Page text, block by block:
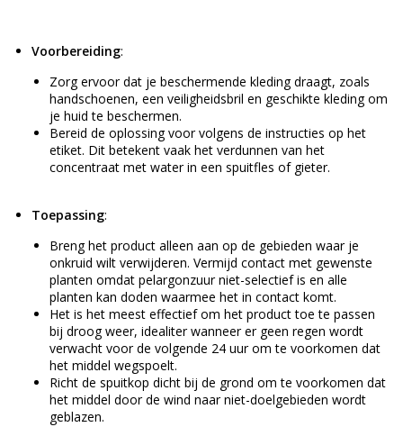
Voorbereiding:
Zorg ervoor dat je beschermende kleding draagt, zoals
handschoenen, een veiligheidsbril en geschikte kleding om
je huid te beschermen.
Bereid de oplossing voor volgens de instructies op het
etiket. Dit betekent vaak het verdunnen van het
concentraat met water in een spuitfles of gieter.
Toepassing:
Breng het product alleen aan op de gebieden waar je
onkruid wilt verwijderen. Vermijd contact met gewenste
planten omdat pelargonzuur niet-selectief is en alle
planten kan doden waarmee het in contact komt.
Het is het meest effectief om het product toe te passen
bij droog weer, idealiter wanneer er geen regen wordt
verwacht voor de volgende 24 uur om te voorkomen dat
het middel wegspoelt.
Richt de spuitkop dicht bij de grond om te voorkomen dat
het middel door de wind naar niet-doelgebieden wordt
geblazen.